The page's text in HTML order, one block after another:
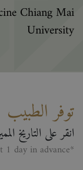
Chiang Mai
University
توفر الطبيب
انقر على التاريخ
*Making appontment will be applicable at least 1 day in advance